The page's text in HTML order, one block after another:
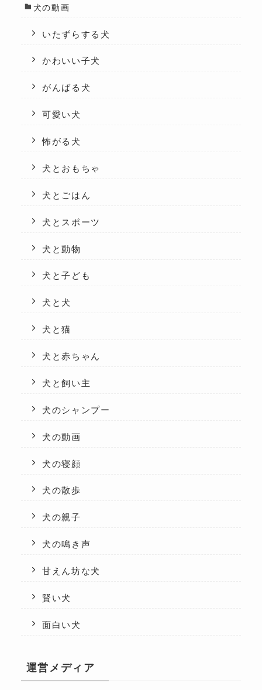
犬の動画
いたずらする犬
かわいい子犬
がんばる犬
可愛い犬
怖がる犬
犬とおもちゃ
犬とごはん
犬とスポーツ
犬と動物
犬と子ども
犬と犬
犬と猫
犬と赤ちゃん
犬と飼い主
犬のシャンプー
犬の動画
犬の寝顔
犬の散歩
犬の親子
犬の鳴き声
甘えん坊な犬
賢い犬
面白い犬
運営メディア